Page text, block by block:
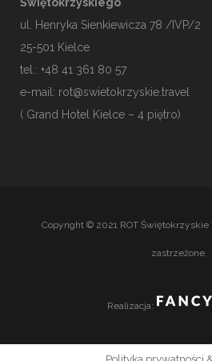
ul. Henryka Sienkiewicza 78 /IVP/2
25-501 Kielce
tel.: +48 41 361 80 57
e-mail: rot@swietokrzyskie.travel
( Grand Hotel Kielce – 4 piętro)
Copyright © 2021 ROT Świętokrzyskie
zastrzeżone.
Realizacja:
Polityka prywatności